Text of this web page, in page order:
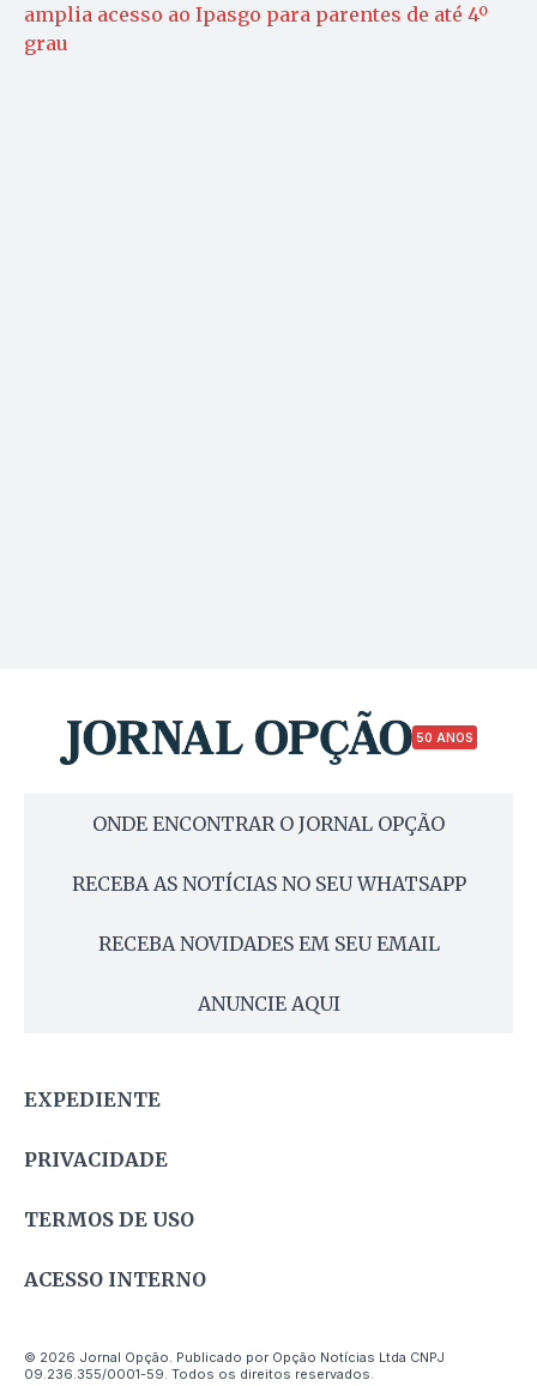
amplia acesso ao Ipasgo para parentes de até 4º
grau
50 ANOS
ONDE ENCONTRAR O JORNAL OPÇÃO
RECEBA AS NOTÍCIAS NO SEU WHATSAPP
RECEBA NOVIDADES EM SEU EMAIL
ANUNCIE AQUI
EXPEDIENTE
PRIVACIDADE
TERMOS DE USO
ACESSO INTERNO
© 2026 Jornal Opção. Publicado por Opção Notícias Ltda CNPJ
09.236.355/0001-59. Todos os direitos reservados.